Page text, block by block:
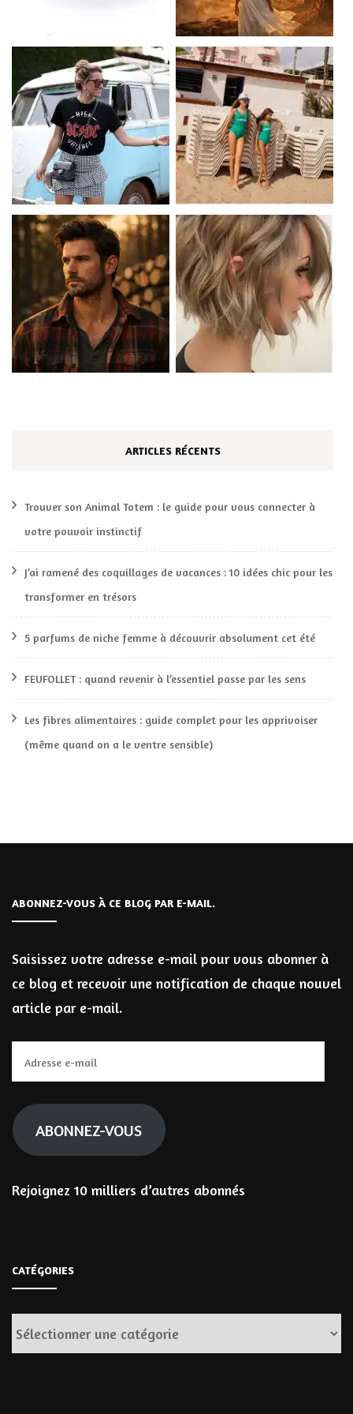
ARTICLES RÉCENTS
Trouver son Animal Totem : le guide pour vous connecter à
votre pouvoir instinctif
J’ai ramené des coquillages de vacances : 10 idées chic pour les
transformer en trésors
5 parfums de niche femme à découvrir absolument cet été
FEUFOLLET : quand revenir à l’essentiel passe par les sens
Les fibres alimentaires : guide complet pour les apprivoiser
(même quand on a le ventre sensible)
ABONNEZ-VOUS À CE BLOG PAR E-MAIL.
Saisissez votre adresse e-mail pour vous abonner à
ce blog et recevoir une notification de chaque nouvel
article par e-mail.
e-
mail
ABONNEZ-VOUS
Rejoignez 10 milliers d’autres abonnés
CATÉGORIES
Catégories